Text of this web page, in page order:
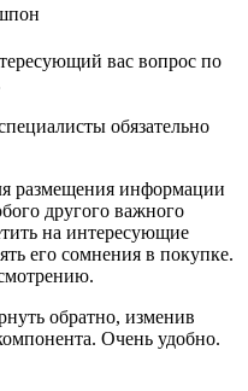
вас вопрос по
обязательно
размещения информации
другого важного
на интересующие
его сомнения в покупке.
обратно, изменив
Очень удобно.